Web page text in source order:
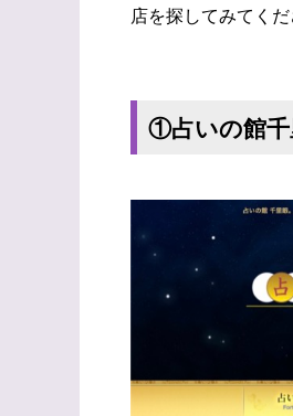
店を探してみてくだ
①占いの館千